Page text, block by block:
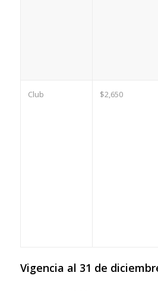
Club $2,650
Vigencia al 31 de